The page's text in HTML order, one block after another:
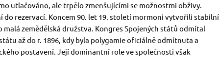
utlačováno, ale trpělo zmenšujícími se možnostmi obživy.
rezervací. Koncem 90. let 19. století mormoni vytvořili stabilní
zemědělská družstva. Kongres Spojených států odmítal
až do r. 1896, kdy byla polygamie oficiálně odmítnuta a
postavení. Její dominantní role ve společnosti však